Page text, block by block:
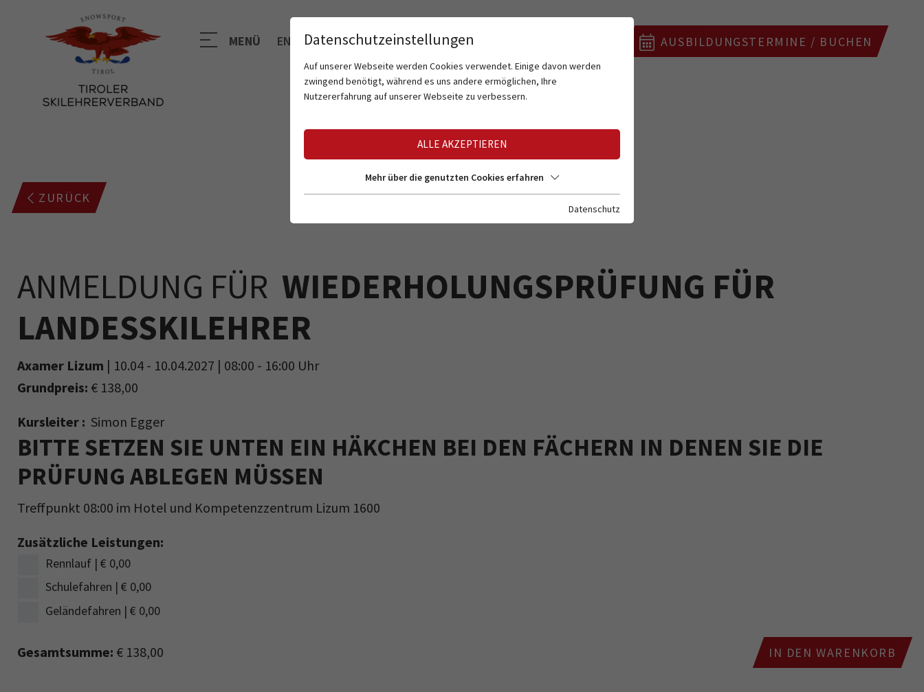
MENÜ EN AUSBILDUNGSTERMINE / BUCHEN
ZURÜCK
ANMELDUNG FÜR WIEDERHOLUNGSPRÜFUNG FÜR
LANDESSKILEHRER
Axamer Lizum | 10.04 - 10.04.2027 | 08:00 - 16:00 Uhr
Grundpreis: € 138,00
Kursleiter : Simon Egger
BITTE SETZEN SIE UNTEN EIN HÄKCHEN BEI DEN FÄCHERN IN DENEN SIE DIE
PRÜFUNG ABLEGEN MÜSSEN
Treffpunkt 08:00 im Hotel und Kompetenzzentrum Lizum 1600
Zusätzliche Leistungen:
Rennlauf | € 0,00
Schulefahren | € 0,00
Geländefahren | € 0,00
Gesamtsumme: € 138,00 IN DEN WARENKORB
Datenschutzeinstellungen
Auf unserer Webseite werden Cookies verwendet. Einige davon werden
zwingend benötigt, während es uns andere ermöglichen, Ihre
Nutzererfahrung auf unserer Webseite zu verbessern.
ALLE AKZEPTIEREN
Mehr über die genutzten Cookies erfahren
Datenschutz